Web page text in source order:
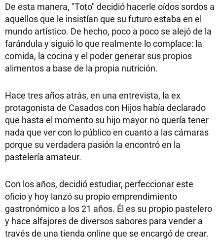
De esta manera, "Toto" decidió hacerle oídos sordos a
aquellos que le insistían que su futuro estaba en el
mundo artístico. De hecho, poco a poco se alejó de la
farándula y siguió lo que realmente lo complace: la
comida, la cocina y el poder generar sus propios
alimentos a base de la propia nutrición.
Hace tres años atrás, en una entrevista, la ex
protagonista de Casados con Hijos había declarado
que hasta el momento su hijo mayor no quería tener
nada que ver con lo público en cuanto a las cámaras
porque su verdadera pasión la encontró en la
pastelería amateur.
Con los años, decidió estudiar, perfeccionar este
oficio y hoy lanzó su propio emprendimiento
gastronómico a los 21 años. Él es su propio pastelero
y hace alfajores de diversos sabores para vender a
través de una tienda online que se encargó de crear.